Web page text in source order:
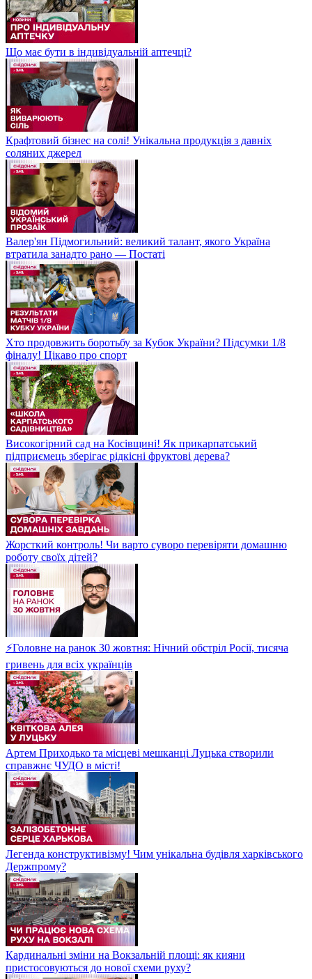
Що має бути в індивідуальній аптечці?
Крафтовий бізнес на солі! Унікальна продукція з давніх
соляних джерел
Валер'ян Підмогильний: великий талант, якого Україна
втратила занадто рано — Постаті
Хто продовжить боротьбу за Кубок України? Підсумки 1/8
фіналу! Цікаво про спорт
Високогірний сад на Косівщині! Як прикарпатський
підприємець зберігає рідкісні фруктові дерева?
Жорсткий контроль! Чи варто суворо перевіряти домашню
роботу своїх дітей?
⚡Головне на ранок 30 жовтня: Нічний обстріл Росії, тисяча
гривень для всіх українців
Артем Приходько та місцеві мешканці Луцька створили
справжнє ЧУДО в місті!
Легенда конструктивізму! Чим унікальна будівля харківського
Держпрому?
Кардинальні зміни на Вокзальній площі: як кияни
пристосовуються до нової схеми руху?